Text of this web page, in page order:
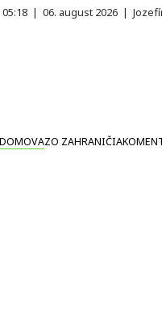
05:18 | 06. august 2026 |
ZO ZAHRANIČIA